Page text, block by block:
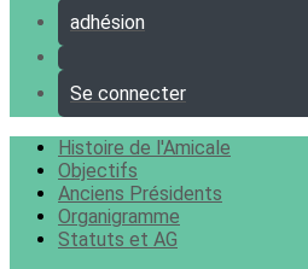
adhésion
Se connecter
Histoire de l'Amicale
Objectifs
Anciens Présidents
Organigramme
Statuts et AG